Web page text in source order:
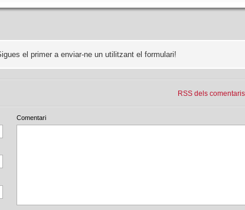
el primer a enviar-ne un utilitzant el formulari!
RSS dels comentaris
Comentari